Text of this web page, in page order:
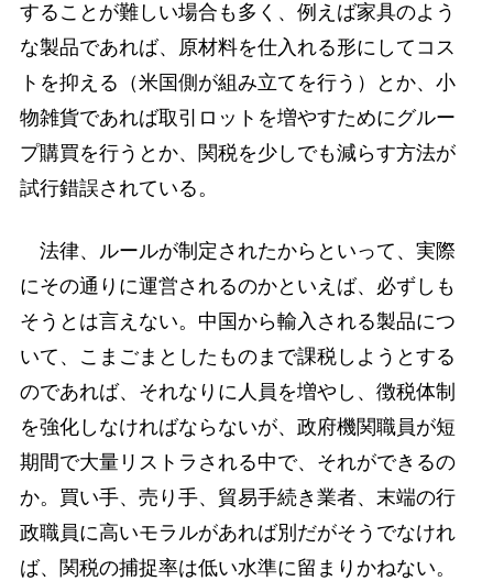
することが難しい場合も多く、例えば家具のよう
な製品であれば、原材料を仕入れる形にしてコス
トを抑える（米国側が組み立てを行う）とか、小
物雑貨であれば取引ロットを増やすためにグルー
プ購買を行うとか、関税を少しでも減らす方法が
試行錯誤されている。
法律、ルールが制定されたからといって、実際
にその通りに運営されるのかといえば、必ずしも
そうとは言えない。中国から輸入される製品につ
いて、こまごまとしたものまで課税しようとする
のであれば、それなりに人員を増やし、徴税体制
を強化しなければならないが、政府機関職員が短
期間で大量リストラされる中で、それができるの
か。買い手、売り手、貿易手続き業者、末端の行
政職員に高いモラルがあれば別だがそうでなけれ
ば、関税の捕捉率は低い水準に留まりかねない。